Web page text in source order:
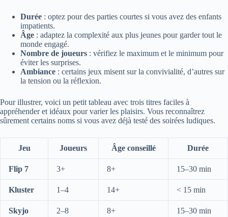
Durée : optez pour des parties courtes si vous avez des enfants
impatients.
Âge : adaptez la complexité aux plus jeunes pour garder tout le
monde engagé.
Nombre de joueurs : vérifiez le maximum et le minimum pour
éviter les surprises.
Ambiance : certains jeux misent sur la convivialité, d’autres sur
la tension ou la réflexion.
Pour illustrer, voici un petit tableau avec trois titres faciles à
appréhender et idéaux pour varier les plaisirs. Vous reconnaîtrez
sûrement certains noms si vous avez déjà testé des soirées ludiques.
Jeu Joueurs Âge conseillé Durée
Flip 7 3+ 8+ 15–30 min
Kluster 1–4 14+ < 15 min
Skyjo 2–8 8+
15–30 min